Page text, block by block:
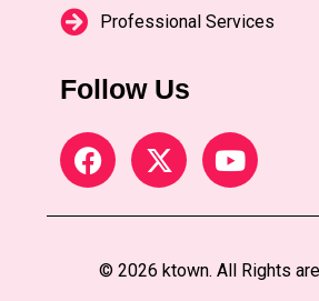
Professional Services
Follow Us
© 2026 ktown. All Rights